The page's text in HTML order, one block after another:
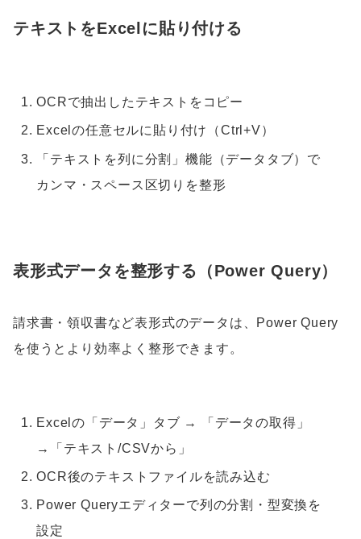
テキストをExcelに貼り付ける
OCRで抽出したテキストをコピー
Excelの任意セルに貼り付け（Ctrl+V）
「テキストを列に分割」機能（データタブ）で
カンマ・スペース区切りを整形
表形式データを整形する（Power Query）
請求書・領収書など表形式のデータは、Power Query
を使うとより効率よく整形できます。
Excelの「データ」タブ → 「データの取得」
→「テキスト/CSVから」
OCR後のテキストファイルを読み込む
Power Queryエディターで列の分割・型変換を
設定